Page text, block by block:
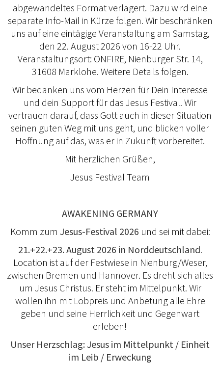
abgewandeltes Format verlagert. Dazu wird eine
separate Info-Mail in Kürze folgen. Wir beschränken
uns auf eine eintägige Veranstaltung am Samstag,
den 22. August 2026 von 16-22 Uhr.
Veranstaltungsort: ONFIRE, Nienburger Str. 14,
31608 Marklohe. Weitere Details folgen.
Wir bedanken uns vom Herzen für Dein Interesse
und dein Support für das Jesus Festival. Wir
vertrauen darauf, dass Gott auch in dieser Situation
seinen guten Weg mit uns geht, und blicken voller
Hoffnung auf das, was er in Zukunft vorbereitet.
Mit herzlichen Grüßen,
Jesus Festival Team
----
AWAKENING GERMANY
Komm zum Jesus-Festival 2026 und sei mit dabei:
21.+22.+23. August 2026 in Norddeutschland.
Location ist auf der Festwiese in Nienburg/Weser,
zwischen Bremen und Hannover. Es dreht sich alles
um Jesus Christus. Er steht im Mittelpunkt. Wir
wollen ihn mit Lobpreis und Anbetung alle Ehre
geben und seine Herrlichkeit und Gegenwart
erleben!
Unser Herzschlag: Jesus im Mittelpunkt / Einheit
im Leib / Erweckung